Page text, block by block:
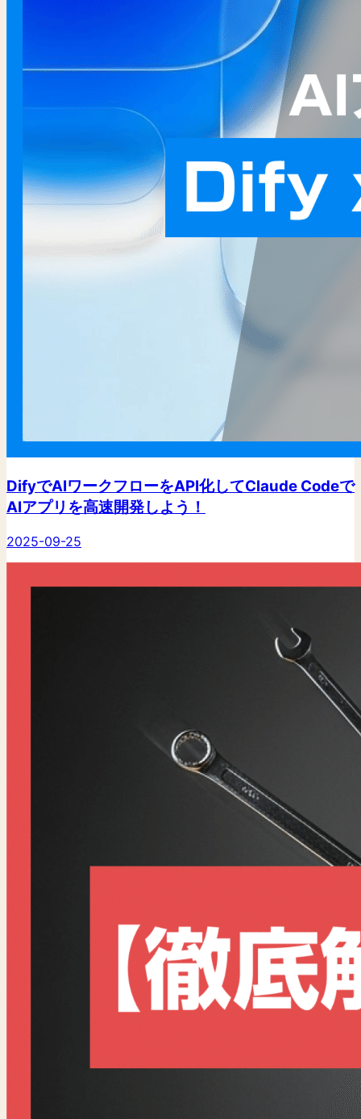
DifyでAIワークフローをAPI化してClaude Codeで
AIアプリを高速開発しよう！
2025-09-25